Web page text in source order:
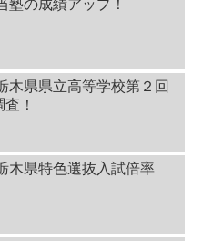
塾の成績アップ！
木県県立高等学校第２回
！
木県特色選抜入試倍率